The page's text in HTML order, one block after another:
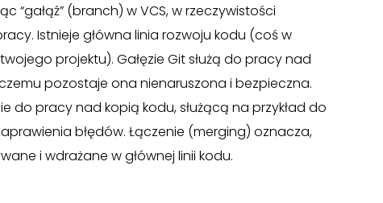
“gałąź” (branch) w VCS, w rzeczywistości
Istnieje główna linia rozwoju kodu (coś w
projektu). Gałęzie Git służą do pracy nad
pozostaje ona nienaruszona i bezpieczna.
do pracy nad kopią kodu, służącą na przykład do
błędów. Łączenie (merging) oznacza,
i wdrażane w głównej linii kodu.